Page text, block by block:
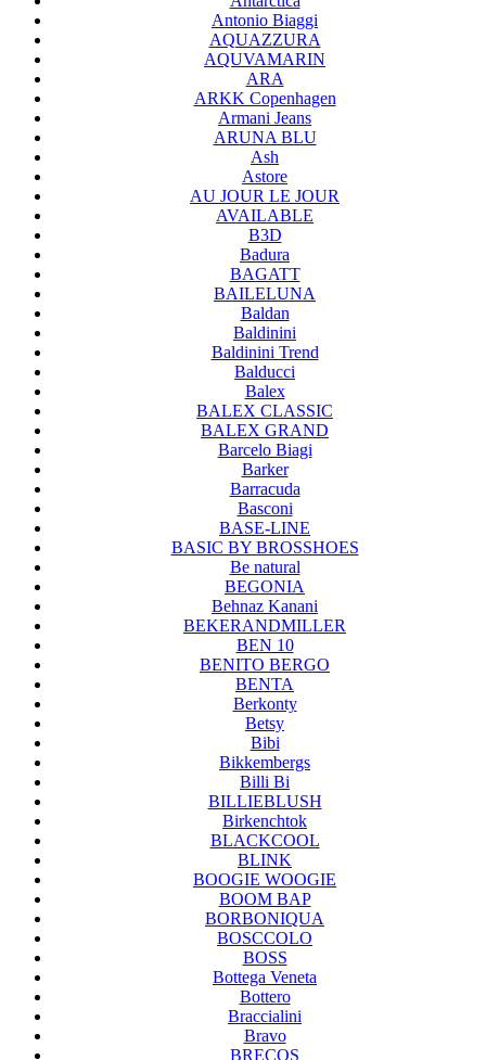
Antonio Biaggi
AQUAZZURA
AQUVAMARIN
ARA
ARKK Copenhagen
Armani Jeans
ARUNA BLU
Ash
Astore
AU JOUR LE JOUR
AVAILABLE
B3D
Badura
BAGATT
BAILELUNA
Baldan
Baldinini
Baldinini Trend
Balducci
Balex
BALEX CLASSIC
BALEX GRAND
Barcelo Biagi
Barker
Barracuda
Basconi
BASE-LINE
BASIC BY BROSSHOES
Be natural
BEGONIA
Behnaz Kanani
BEKERANDMILLER
BEN 10
BENITO BERGO
BENTA
Berkonty
Betsy
Bibi
Bikkembergs
Billi Bi
BILLIEBLUSH
Birkenchtok
BLACKCOOL
BLINK
BOOGIE WOOGIE
BOOM BAP
BORBONIQUA
BOSCCOLO
BOSS
Bottega Veneta
Bottero
Braccialini
Bravo
BRECOS